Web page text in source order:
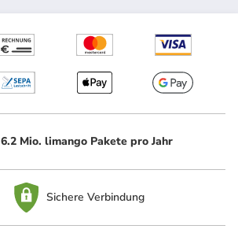
6.2 Mio. limango Pakete pro Jahr
Sichere Verbindung